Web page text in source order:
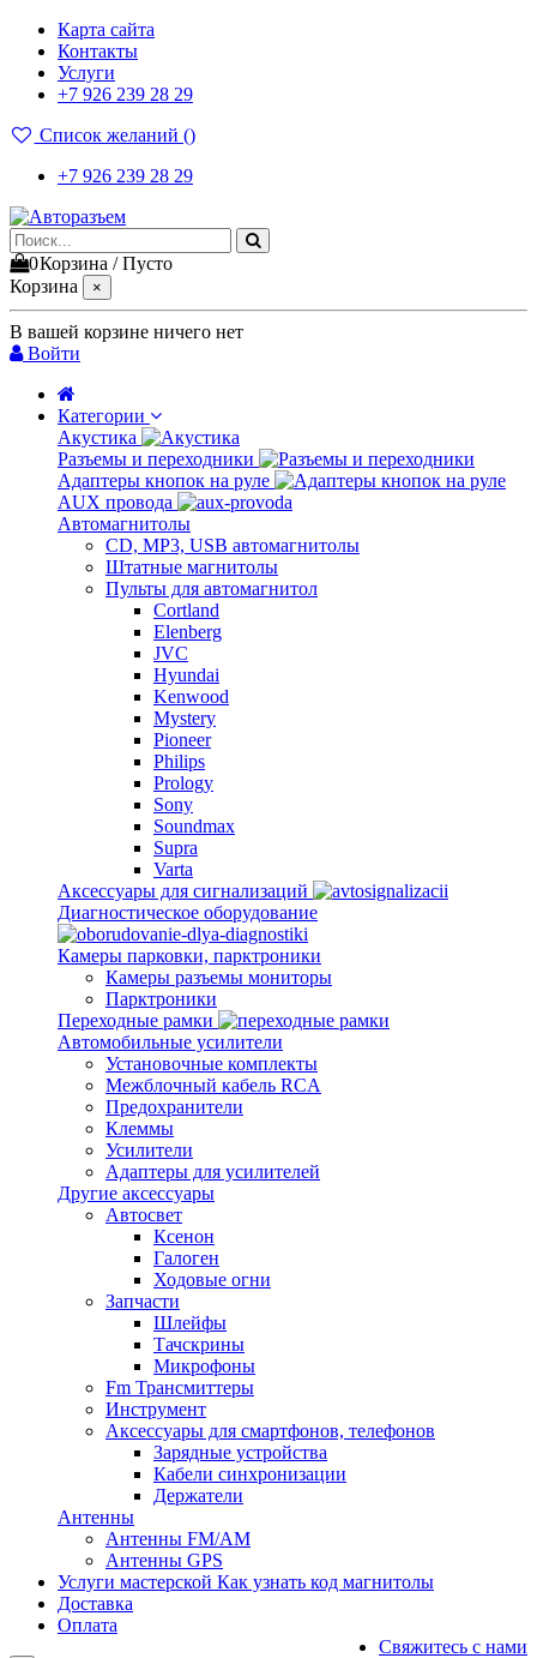
Карта сайта
Контакты
Услуги
+7 926 239 28 29
Список желаний ()
+7 926 239 28 29
0Корзина /Пусто
Корзина
×
В вашей корзине ничего нет
Войти
Категории
Акустика
Разъемы и переходники
Адаптеры кнопок на руле
AUX провода
Автомагнитолы
CD, MP3, USB автомагнитолы
Штатные магнитолы
Пульты для автомагнитол
Cortland
Elenberg
JVC
Hyundai
Kenwood
Mystery
Pioneer
Philips
Prology
Sony
Soundmax
Supra
Varta
Аксессуары для сигнализаций
Диагностическое оборудование
Камеры парковки, парктроники
Камеры разъемы мониторы
Парктроники
Переходные рамки
Автомобильные усилители
Установочные комплекты
Межблочный кабель RCA
Предохранители
Клеммы
Усилители
Адаптеры для усилителей
Другие аксессуары
Автосвет
Ксенон
Галоген
Ходовые огни
Запчасти
Шлейфы
Тачскрины
Микрофоны
Fm Трансмиттеры
Инструмент
Аксессуары для смартфонов, телефонов
Зарядные устройства
Кабели синхронизации
Держатели
Антенны
Антенны FM/AM
Антенны GPS
Услуги мастерской Как узнать код магнитолы
Доставка
Оплата
Свяжитесь с нами